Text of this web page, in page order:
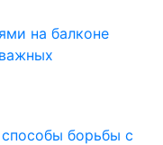
на балконе
борьбы с